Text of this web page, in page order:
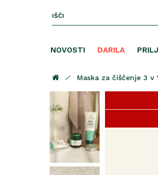
NOVOSTI DARILA
Maska za čiščenje 3 v